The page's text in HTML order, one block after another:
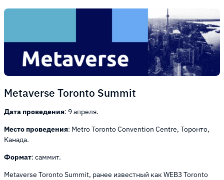
Metaverse Toronto Summit
Дата проведения: 9 апреля.
Место проведения: Metro Toronto Convention Centre, Торонто,
Канада.
Формат: саммит.
Metaverse Toronto Summit, ранее известный как WEB3 Toronto